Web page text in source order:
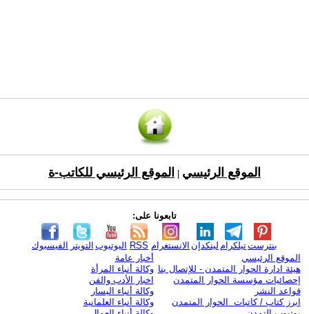
الموقع الرئيسي الموقع الرئيسي للكاتب-ة
تابعونا على:
الفيسبوك التويتر اليوتيوب RSS الانستغرام لينكدإن تيلكرامبنترست
الموقع الرئيسي
هيئة ادارة الحوار المتمدن - للإتصال بنا
إحصائيات مؤسسة الحوار المتمدن
قواعد النشر
ابرز كتاب / كاتبات الحوار المتمدن
أخبار عامة
وكالة أنباء المرأة
اخبار الأدب والفن
وكالة أنباء اليسار
وكالة أنباء العلمانية